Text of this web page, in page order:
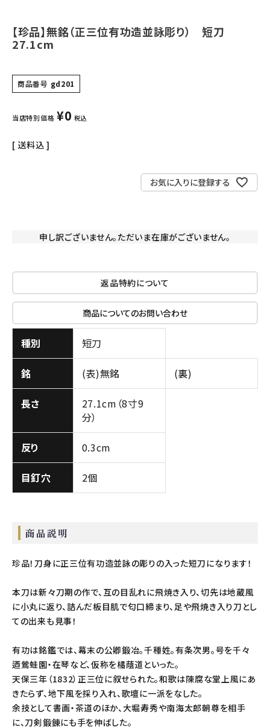
お問い合わせ
【珍品】無銘（正三位有功造並詠彫り） 短刀
27.1cm
商品番号 gd201
当店特別価格 ¥0 税込
送料込
お気に入りに登録する
申し訳ございません。ただいま在庫がございません。
返品特約について
商品についてのお問い合わせ
種別 短刀
銘 (表)無銘 (裏)
長さ
27.1cm（8寸9
分）
反り 0.3cm
目釘穴 2個
商品説明
珍品！刀身に正三位有功造並詠の彫りの入った短刀になります！
本刀は新々刀期の作で、互の目乱れに飛焼き入り、切先は地蔵風
に小丸に返り、詰んだ板目肌で匂口締まり、足や飛焼き入り刀とし
ての出来も見事！
有功は銘鑑では、幕末の公卿鍛冶。千種姓。有条次男。号を千々
迺鶯蛙園・在琴など、仮称を橘蔭道といった。
天保三年（1832）正三位に叙せられた。和歌は陳腐な堂上風にあ
きたらず、地下風を採り入れ、歌壇に一派をなした。
余技として書画・茶道のほか、大堀寿秀や南海太郎朝尊を相手
に、刀剣鍛錬にも手を伸ばした。